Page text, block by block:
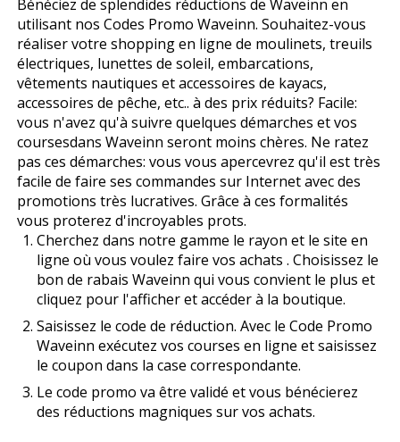
Bénéficiez de splendides réductions de Waveinn en
utilisant nos Codes Promo Waveinn. Souhaitez-vous
réaliser votre shopping en ligne de moulinets, treuils
électriques, lunettes de soleil, embarcations,
vêtements nautiques et accessoires de kayacs,
accessoires de pêche, etc.. à des prix réduits? Facile:
vous n'avez qu'à suivre quelques démarches et vos
coursesdans Waveinn seront moins chères. Ne ratez
pas ces démarches: vous vous apercevrez qu'il est très
facile de faire ses commandes sur Internet avec des
promotions très lucratives. Grâce à ces formalités
vous profiterez d'incroyables profits.
Cherchez dans notre gamme le rayon et le site en
ligne où vous voulez faire vos achats . Choisissez le
bon de rabais Waveinn qui vous convient le plus et
cliquez pour l'afficher et accéder à la boutique.
Saisissez le code de réduction. Avec le Code Promo
Waveinn exécutez vos courses en ligne et saisissez
le coupon dans la case correspondante.
Le code promo va être validé et vous bénéficierez
des réductions magnifiques sur vos achats.